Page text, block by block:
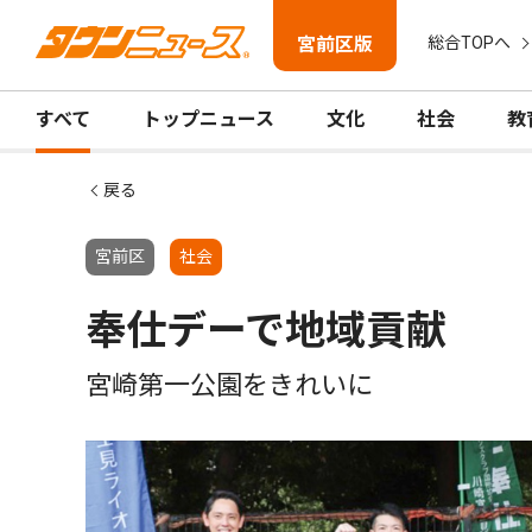
宮前区版 総合TOPへ
すべて トップニュース 文化 社会 教
戻る
宮前区 社会
奉仕デーで地域貢献
宮崎第一公園をきれいに